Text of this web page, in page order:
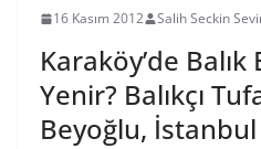
16 Kasım 2012 Salih Seckin
Karaköy’de
Yenir? Balıkçı
Beyoğlu, İstanbul